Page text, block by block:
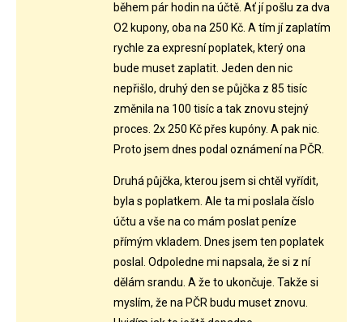
během pár hodin na účtě. Ať jí pošlu za dva
O2 kupony, oba na 250 Kč. A tím jí zaplatím
rychle za expresní poplatek, který ona
bude muset zaplatit. Jeden den nic
nepřišlo, druhý den se půjčka z 85 tisíc
změnila na 100 tisíc a tak znovu stejný
proces. 2x 250 Kč přes kupóny. A pak nic.
Proto jsem dnes podal oznámení na PČR.
Druhá půjčka, kterou jsem si chtěl vyřídit,
byla s poplatkem. Ale ta mi poslala číslo
účtu a vše na co mám poslat peníze
přímým vkladem. Dnes jsem ten poplatek
poslal. Odpoledne mi napsala, že si z ní
dělám srandu. A že to ukončuje. Takže si
myslím, že na PČR budu muset znovu.